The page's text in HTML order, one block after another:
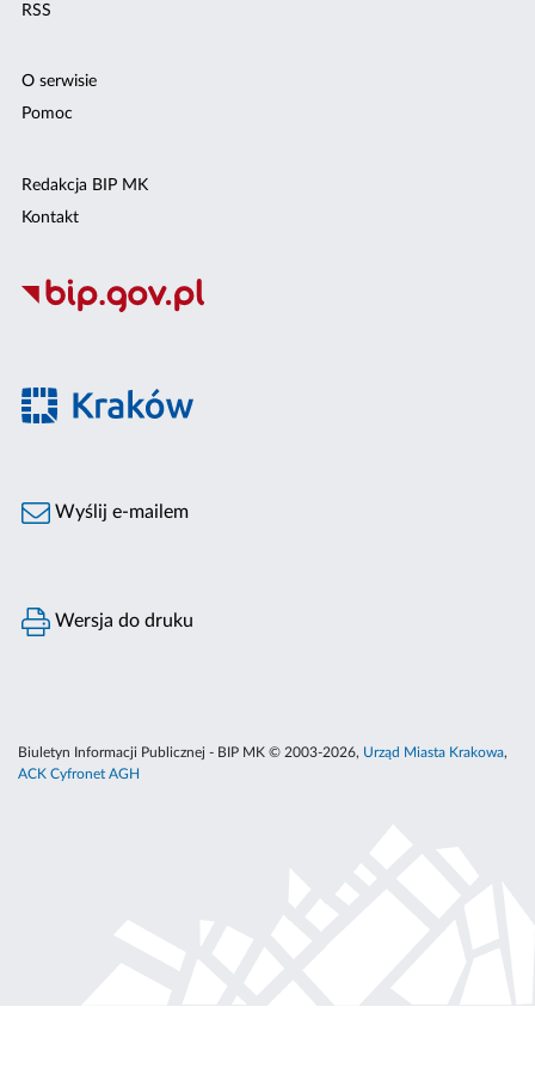
RSS
O serwisie
Pomoc
Redakcja BIP MK
Kontakt
Wyślij e-mailem
Wersja do druku
Biuletyn Informacji Publicznej - BIP MK © 2003-2026, Urząd Miasta Krakowa,
ACK Cyfronet AGH